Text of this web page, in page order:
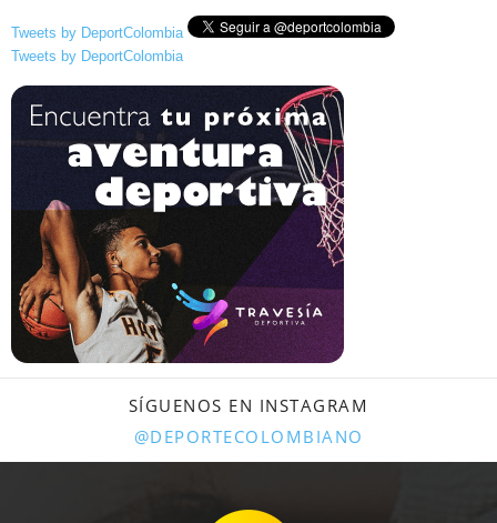
Tweets by DeportColombia
Tweets by DeportColombia
SÍGUENOS EN INSTAGRAM
@DEPORTECOLOMBIANO